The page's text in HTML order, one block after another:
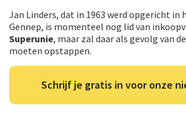
Jan Linders, dat in 1963 werd opgericht in
Gennep, is momenteel nog lid van
Superunie, maar zal daar als gevolg van
moeten opstappen.
Schrijf je gratis in voor onze